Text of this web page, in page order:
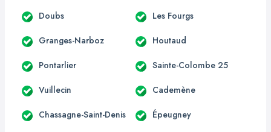
Doubs Les Fourgs
Granges-Narboz Houtaud
Pontarlier Sainte-Colombe 25
Vuillecin Cademène
Chassagne-Saint-Denis Épeugney